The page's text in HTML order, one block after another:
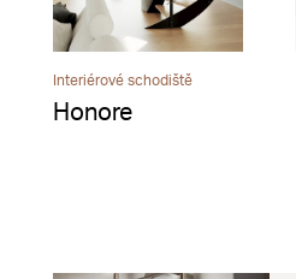
Interiérové schodiště
Honore